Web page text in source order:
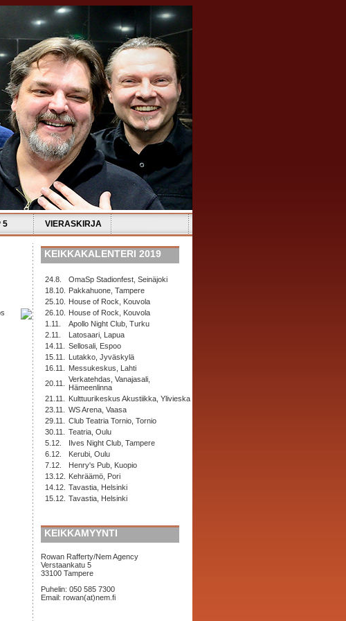
5 VIERASKIRJA
KEIKKAKALENTERI 2019
24.8.
OmaSp Stadionfest, Seinäjoki
18.10.
Pakkahuone, Tampere
25.10.
House of Rock, Kouvola
26.10.
House of Rock, Kouvola
1.11.
Apollo Night Club, Turku
2.11.
Latosaari, Lapua
14.11.
Sellosali, Espoo
15.11.
Lutakko, Jyväskylä
16.11.
Messukeskus, Lahti
20.11.
Verkatehdas, Vanajasali,
Hämeenlinna
21.11.
Kulttuurikeskus Akustiikka, Ylivieska
23.11.
WS Arena, Vaasa
29.11.
Club Teatria Tornio, Tornio
30.11.
Teatria, Oulu
5.12.
Ilves Night Club, Tampere
6.12.
Kerubi, Oulu
7.12.
Henry's Pub, Kuopio
13.12.
Kehräämö, Pori
14.12. Tavastia, Helsinki
15.12. Tavastia, Helsinki
KEIKKAMYYNTI
Rowan Rafferty/Nem Agency
Verstaankatu 5
33100 Tampere
Puhelin: 050 585 7300
Email: rowan(at)nem.fi